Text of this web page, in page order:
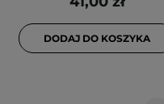
DODAJ DO KOSZYKA